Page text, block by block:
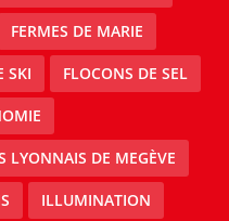
FERMES DE MARIE
SKI FLOCONS DE SEL
LYONNAIS DE MEGÈVE
ILLUMINATION